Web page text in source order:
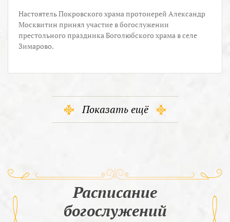
Настоятель Покровского храма протоиерей Александр
Москвитин принял участие в богослужении
престольного праздника Боголюбского храма в селе
Зимарово.
Показать ещё
Расписание
богослужений